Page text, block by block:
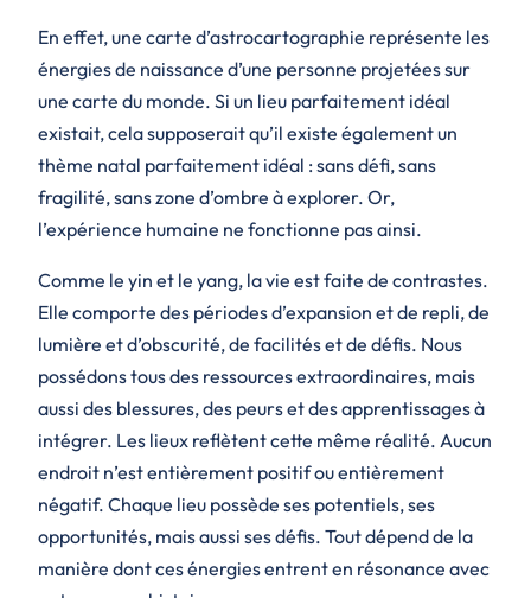
En effet, une carte d’astrocartographie représente les
énergies de naissance d’une personne projetées sur
une carte du monde. Si un lieu parfaitement idéal
existait, cela supposerait qu’il existe également un
thème natal parfaitement idéal : sans défi, sans
fragilité, sans zone d’ombre à explorer. Or,
l’expérience humaine ne fonctionne pas ainsi.
Comme le yin et le yang, la vie est faite de contrastes.
Elle comporte des périodes d’expansion et de repli, de
lumière et d’obscurité, de facilités et de défis. Nous
possédons tous des ressources extraordinaires, mais
aussi des blessures, des peurs et des apprentissages à
intégrer. Les lieux reflètent cette même réalité. Aucun
endroit n’est entièrement positif ou entièrement
négatif. Chaque lieu possède ses potentiels, ses
opportunités, mais aussi ses défis. Tout dépend de la
manière dont ces énergies entrent en résonance avec